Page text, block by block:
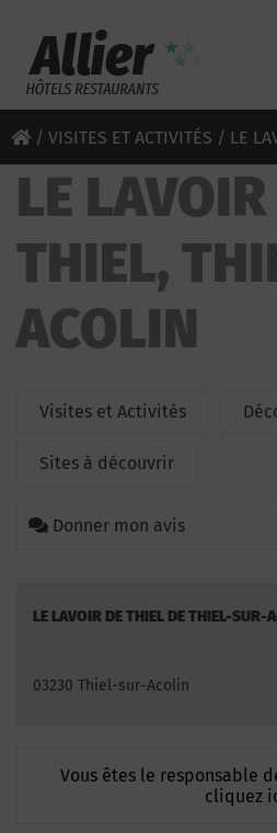
/ VISITES ET ACTIVITÉS / LE
LE LAVOIR
THIEL,
ACOLIN
Visites et Activités
Sites à découvrir
Donner mon avis
LE LAVOIR DE THIEL DE THIEL-SUR-
03230 Thiel-sur-Acolin
Vous êtes le responsable
cliquez